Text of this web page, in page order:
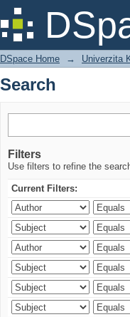
Search
DSpace Home → Univerzita
Search
Filters
Use filters to refine the
Current Filters: